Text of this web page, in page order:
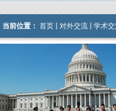
当前位置： 首页 对外交流 学术